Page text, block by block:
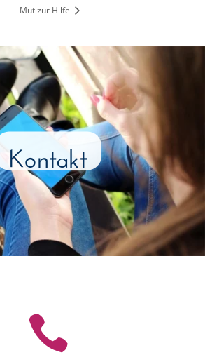
Mut zur Hilfe
Kontakt
